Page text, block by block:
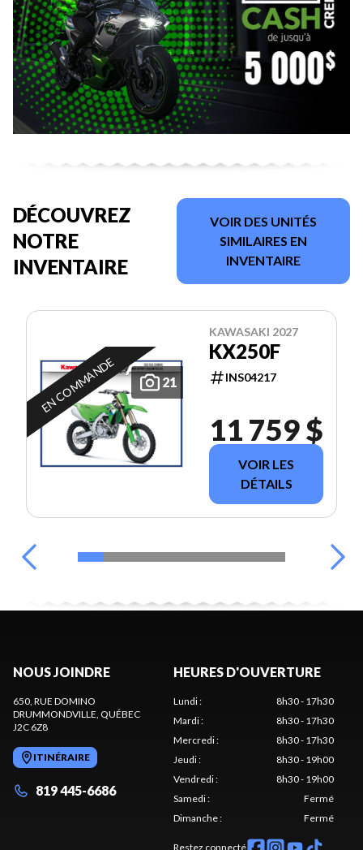
DÉCOUVREZ
NOTRE
INVENTAIRE
VOIR DES UNITÉS
SIMILAIRES EN
INVENTAIRE
21
EN COMMANDE
KAWASAKI 2027
KX250F
INS04217
11 759 $
VOIR LES
DÉTAILS
NOUS JOINDRE
650, RUE DOMINO
DRUMMONDVILLE, QUÉBEC
J2C 6Z8
ITINÉRAIRE
819 445-6686
HEURES D'OUVERTURE
Lundi:
8h30 - 17h30
Mardi:
8h30 - 17h30
Mercredi:
8h30 - 17h30
Jeudi:
8h30 - 19h00
Vendredi:
8h30 - 19h00
Samedi:
Fermé
Dimanche: Fermé
Restez connecté